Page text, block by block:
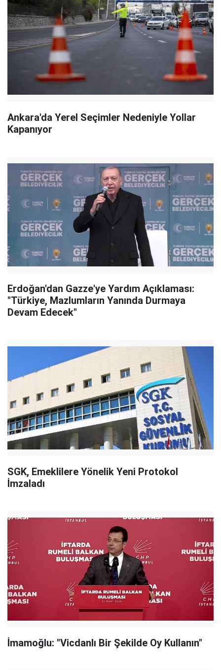
Ankara'da Yerel Seçimler Nedeniyle Yollar
Kapanıyor
Erdoğan'dan Gazze'ye Yardım Açıklaması:
"Türkiye, Mazlumların Yanında Durmaya
Devam Edecek"
SGK, Emeklilere Yönelik Yeni Protokol
İmzaladı
İmamoğlu: "Vicdanlı Bir Şekilde Oy Kullanın"